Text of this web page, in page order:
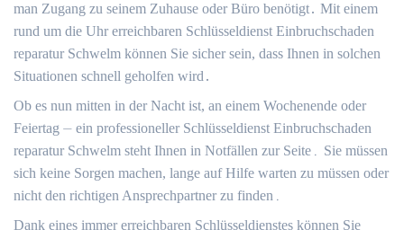
man Zugang zu seinem Zuhause oder Büro benötigt․ Mit einem
rund um die Uhr erreichbaren Schlüsseldienst Einbruchschaden
reparatur Schwelm können Sie sicher sein, dass Ihnen in solchen
Situationen schnell geholfen wird․
Ob es nun mitten in der Nacht ist, an einem Wochenende oder
Feiertag ⏤ ein professioneller Schlüsseldienst Einbruchschaden
reparatur Schwelm steht Ihnen in Notfällen zur Seite․ Sie müssen
sich keine Sorgen machen, lange auf Hilfe warten zu müssen oder
nicht den richtigen Ansprechpartner zu finden․
Dank eines immer erreichbaren Schlüsseldienstes können Sie